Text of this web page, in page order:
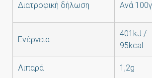
Διατροφική δήλωση Ανά
Ενέργεια
401kJ /
95kcal
Λιπαρά 1,2g